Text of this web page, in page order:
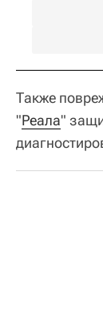
Также
"Реала"